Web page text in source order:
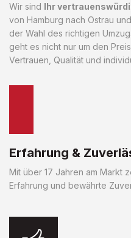
Wir sind Ihr
von Hamburg nach Ostrau
der Wahl des richtigen
geht es nicht nur um den
Vertrauen, Qualität und
Erfahrung &
Mit über 17 Jahren am Markt
Erfahrung und bewährte